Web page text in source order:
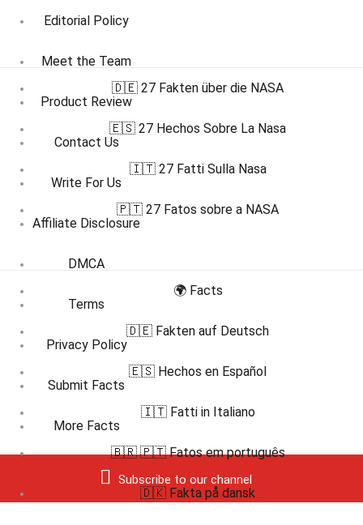
Editorial Policy
Meet the Team
Product Review
Contact Us
Write For Us
Affiliate Disclosure
DMCA
Terms
Privacy Policy
Submit Facts
More Facts
Subscribe to our channel
🇩🇪 27 Fakten über die NASA
🇪🇸 27 Hechos Sobre La Nasa
🇮🇹 27 Fatti Sulla Nasa
🇵🇹 27 Fatos sobre a NASA
🌍 Facts
🇩🇪 Fakten auf Deutsch
🇪🇸 Hechos en Español
🇮🇹 Fatti in Italiano
🇧🇷 🇵🇹 Fatos em português
🇩🇰 Fakta på dansk